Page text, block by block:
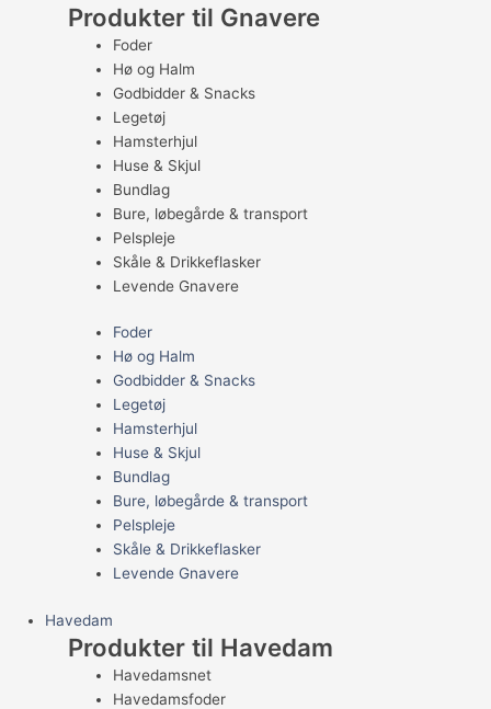
Produkter til Gnavere
Foder
Hø og Halm
Godbidder & Snacks
Legetøj
Hamsterhjul
Huse & Skjul
Bundlag
Bure, løbegårde & transport
Pelspleje
Skåle & Drikkeflasker
Levende Gnavere
Foder
Hø og Halm
Godbidder & Snacks
Legetøj
Hamsterhjul
Huse & Skjul
Bundlag
Bure, løbegårde & transport
Pelspleje
Skåle & Drikkeflasker
Levende Gnavere
Havedam
Produkter til Havedam
Havedamsnet
Havedamsfoder